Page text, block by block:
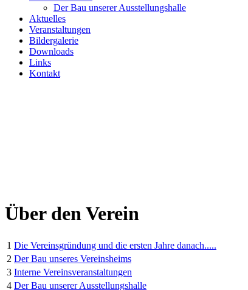
Der Bau unserer Ausstellungshalle
Aktuelles
Veranstaltungen
Bildergalerie
Downloads
Links
Kontakt
Über den Verein
1 Die Vereinsgründung und die ersten Jahre danach.....
2 Der Bau unseres Vereinsheims
3 Interne Vereinsveranstaltungen
4 Der Bau unserer Ausstellungshalle